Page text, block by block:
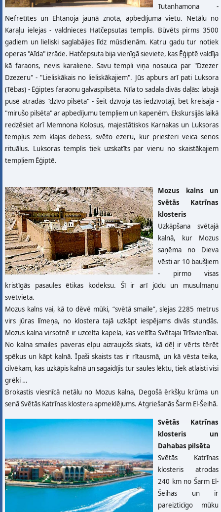
Tutanhamona -
Nefretītes un Ehtanoja jaunā znota, apbedījuma vietu. Netālu no
Karaļu ielejas - valdnieces Hatčepsutas templis. Būvēts pirms 3500
gadiem un lieliski saglabājies līdz mūsdienām. Katru gadu tur notiek
operas "Aīda" izrāde. Hatčepsuta bija vienīgā sieviete, kas Ēģiptē valdīja
kā faraons, nevis karaliene. Savu templi viņa nosauca par "Dzezer
Dzezeru" - "Lieliskākais no lieliskākajiem". Jūs apburs arī pati Luksora
(Tēbas) - Ēģiptes faraonu galvaspilsēta. Nīla to sadala divās daļās: labajā
pusē atradās "dzīvo pilsēta" - šeit dzīvoja tās iedzīvotāji, bet kreisajā -
"mirušo pilsēta" ar apbedījumu tempļiem un kapenēm. Ekskursijās laikā
redzēsiet arī Memnona Kolosus, majestātiskos Karnakas un Luksoras
tempļus zem klajas debess, svēto ezeru, kur priesteri veica senos
rituālus. Luksoras templis tiek uzskatīts par vienu no skaistākajiem
tempļiem Ēģiptē.
Mozus kalns un
Svētās Katrīnas
klosteris
Uzkāpšana svētajā
kalnā, kur Mozus
saņēma no Dieva
vēsti ar 10 baušļiem
- pirmo visas
kristīgās pasaules ētikas kodeksu. Šī ir arī jūdu un musulmaņu
svētvieta.
Mozus kalns vai, kā to dēvē mūki, “svētā smaile”, slejas 2285 metrus
virs jūras līmeņa, no klostera tajā uzkāpt iespējams divās stundās.
Mozus kalna virsotnē ir uzcelta kapela, kas veltīta Svētajai Trīsvienībai.
No kalna smailes paveras elpu aizraujošs skats, kā dēļ ir vērts tērēt
spēkus un kāpt kalnā. Īpaši skaists tas ir rītausmā, un kā vēsta teika,
cilvēkam, kas uzkāpis kalnā un sagaidījis tur saules lēktu, tiek atlaisti visi
grēki …
Brokastis viesnīcā netālu no Mozus kalna, Degošā ērkšķu krūma un
senā Svētās Katrīnas klostera apmeklējums. Atgriešanās Šarm El-Šeihā.
Svētās Katrīnas
klosteris un
Dahabas pilsēta
Svētās Katrīnas
klosteris atrodas
240 km no Šarm El-
Šeihas un ir
pareizticīgo mūku